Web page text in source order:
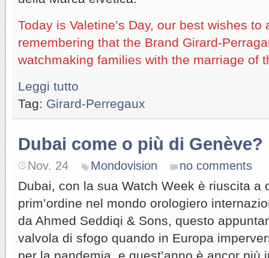
Today is Valetine’s Day, our best wishes
remembering that the Brand Girard-
watchmaking families with the marriage of
Leggi tutto
Tag: Girard-Perregaux
Dubai come o più di Genève?
Nov. 24 Mondovision no comments
Dubai, con la sua Watch Week è riuscita a
prim’ordine nel mondo orologiero
da Ahmed Seddiqi & Sons, questo
valvola di sfogo quando in Europa
per la pandemia, e quest’anno è ancor più